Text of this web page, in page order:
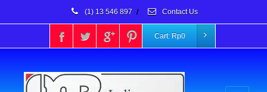
(1) 13 546 897 / Contact Us
Cart: Rp0